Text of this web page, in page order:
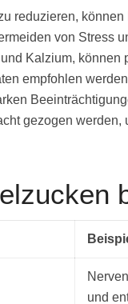
reduzieren,
von Stress
Kalzium,
empfohlen
gezogen
und